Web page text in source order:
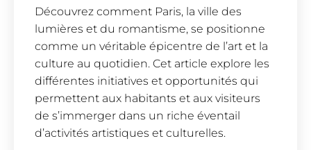
Découvrez comment Paris, la ville des
lumières et du romantisme, se positionne
comme un véritable épicentre de l’art et la
culture au quotidien. Cet article explore les
différentes initiatives et opportunités qui
permettent aux habitants et aux visiteurs
de s’immerger dans un riche éventail
d’activités artistiques et culturelles.